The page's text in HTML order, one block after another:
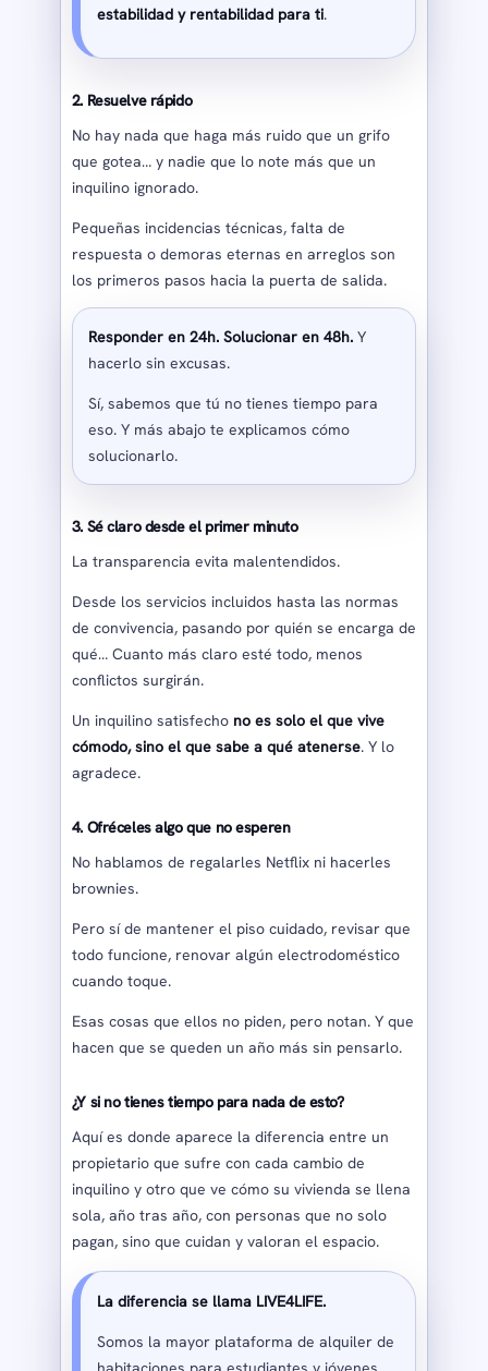
estabilidad y rentabilidad para ti.
2. Resuelve rápido
No hay nada que haga más ruido que un grifo
que gotea… y nadie que lo note más que un
inquilino ignorado.
Pequeñas incidencias técnicas, falta de
respuesta o demoras eternas en arreglos son
los primeros pasos hacia la puerta de salida.
Responder en 24h. Solucionar en 48h.Y
hacerlo sin excusas.
Sí, sabemos que tú no tienes tiempo para
eso. Y más abajo te explicamos cómo
solucionarlo.
3. Sé claro desde el primer minuto
La transparencia evita malentendidos.
Desde los servicios incluidos hasta las normas
de convivencia, pasando por quién se encarga de
qué… Cuanto más claro esté todo, menos
conflictos surgirán.
Un inquilino satisfecho no es solo el que vive
cómodo, sino el que sabe a qué atenerse. Y lo
agradece.
4. Ofréceles algo que no esperen
No hablamos de regalarles Netflix ni hacerles
brownies.
Pero sí de mantener el piso cuidado, revisar que
todo funcione, renovar algún electrodoméstico
cuando toque.
Esas cosas que ellos no piden, pero notan. Y que
hacen que se queden un año más sin pensarlo.
¿Y si no tienes tiempo para nada de esto?
Aquí es donde aparece la diferencia entre un
propietario que sufre con cada cambio de
inquilino y otro que ve cómo su vivienda se llena
sola, año tras año, con personas que no solo
pagan, sino que cuidan y valoran el espacio.
La diferencia se llama LIVE4LIFE.
Somos la mayor plataforma de alquiler de